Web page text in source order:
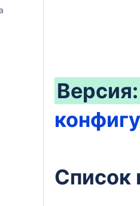
Версия:
Список